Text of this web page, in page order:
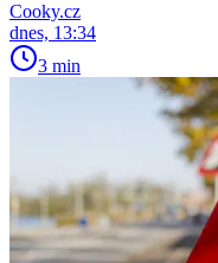
Cooky.cz
dnes, 13:34
3 min